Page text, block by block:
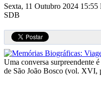
Sexta, 11 Outubro 2024 15:55
SDB
Uma conversa surpreendente
de São João Bosco (vol. XVI,